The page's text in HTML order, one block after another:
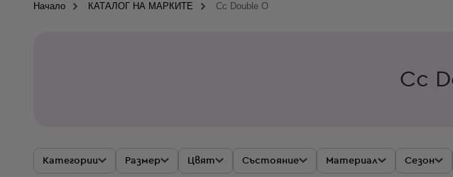
Начало КАТАЛОГ НА МАРКИТЕ Cc Double O
Cc
Категории Размер Цвят Състояние Материал Сезон